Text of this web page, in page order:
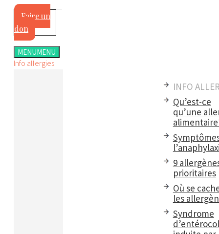
Faire un
don
MENUMENU
Info allergies
INFO
Qu’est-ce
qu’une
9
prioritaires
Où se
les
Syndrome